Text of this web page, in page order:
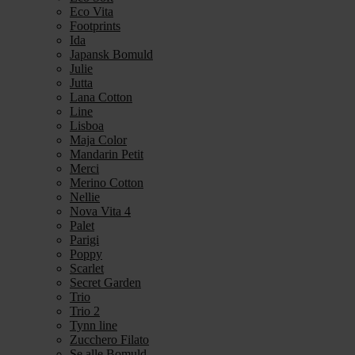
Eco Vita
Footprints
Ida
Japansk Bomuld
Julie
Jutta
Lana Cotton
Line
Lisboa
Maja Color
Mandarin Petit
Merci
Merino Cotton
Nellie
Nova Vita 4
Palet
Parigi
Poppy
Scarlet
Secret Garden
Trio
Trio 2
Tynn line
Zucchero Filato